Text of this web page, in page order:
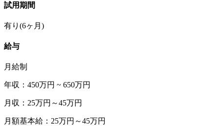
試用期間
有り(6ヶ月)
給与
月給制
年収：450万円 ~ 650万円
月収：25万円～45万円
月額基本給：25万円～45万円